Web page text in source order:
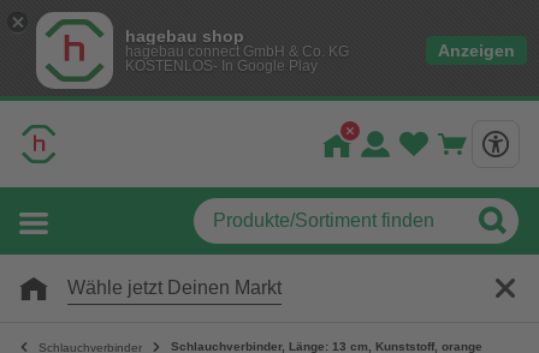
hagebau shop
hagebau connect GmbH & Co. KG
KOSTENLOS- In Google Play
Anzeigen
Wähle jetzt Deinen Markt
Schlauchverbinder Schlauchverbinder, Länge: 13 cm, Kunststoff, orange